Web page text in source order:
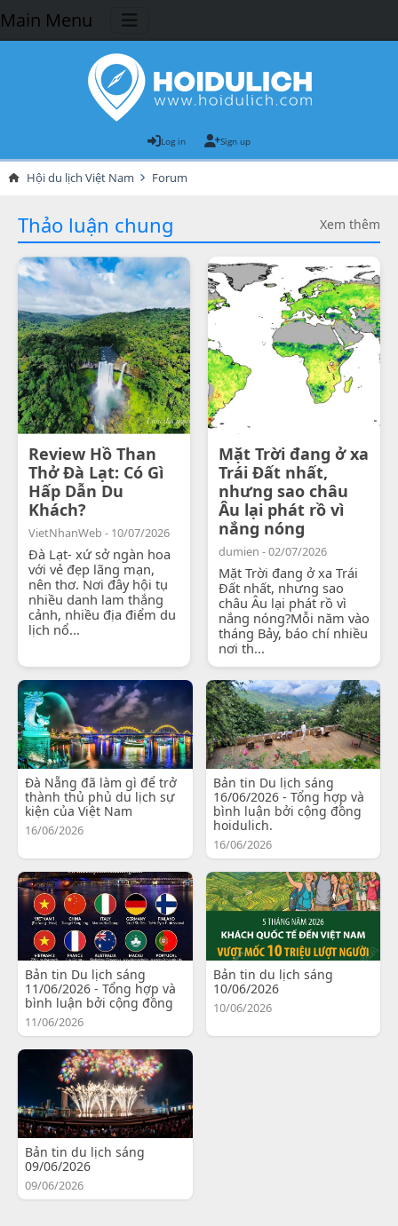
Main Menu
Log in Sign up
Hội du lịch Việt Nam Forum
Thảo luận chung Xem thêm
Review Hồ Than
Thở Đà Lạt: Có Gì
Hấp Dẫn Du
Khách?
VietNhanWeb - 10/07/2026
Đà Lạt- xứ sở ngàn hoa
với vẻ đẹp lãng mạn,
nên thơ. Nơi đây hội tụ
nhiều danh lam thắng
cảnh, nhiều địa điểm du
lịch nổ...
Mặt Trời đang ở xa
Trái Đất nhất,
nhưng sao châu
Âu lại phát rồ vì
nắng nóng
dumien - 02/07/2026
Mặt Trời đang ở xa Trái
Đất nhất, nhưng sao
châu Âu lại phát rồ vì
nắng nóng?Mỗi năm vào
tháng Bảy, báo chí nhiều
nơi th...
Đà Nẵng đã làm gì để trở
thành thủ phủ du lịch sự
kiện của Việt Nam
16/06/2026
Bản tin Du lịch sáng
16/06/2026 - Tổng hợp và
bình luận bởi cộng đồng
hoidulich.
16/06/2026
Bản tin Du lịch sáng
11/06/2026 - Tổng hợp và
bình luận bởi cộng đồng
11/06/2026
Bản tin du lịch sáng
10/06/2026
10/06/2026
Bản tin du lịch sáng
09/06/2026
09/06/2026